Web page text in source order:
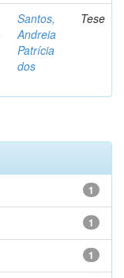
Santos,
Andreia
Patrícia
dos
Tese
1
1
1